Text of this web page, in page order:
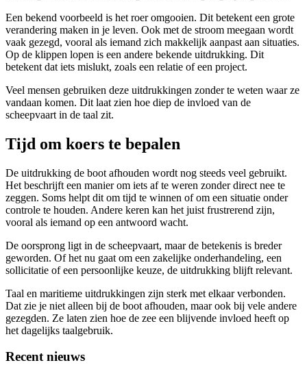
Een bekend voorbeeld is het roer omgooien. Dit betekent een grote
verandering maken in je leven. Ook met de stroom meegaan wordt
vaak gezegd, vooral als iemand zich makkelijk aanpast aan situaties.
Op de klippen lopen is een andere bekende uitdrukking. Dit
betekent dat iets mislukt, zoals een relatie of een project.
Veel mensen gebruiken deze uitdrukkingen zonder te weten waar ze
vandaan komen. Dit laat zien hoe diep de invloed van de
scheepvaart in de taal zit.
Tijd om koers te bepalen
De uitdrukking de boot afhouden wordt nog steeds veel gebruikt.
Het beschrijft een manier om iets af te weren zonder direct nee te
zeggen. Soms helpt dit om tijd te winnen of om een situatie onder
controle te houden. Andere keren kan het juist frustrerend zijn,
vooral als iemand op een antwoord wacht.
De oorsprong ligt in de scheepvaart, maar de betekenis is breder
geworden. Of het nu gaat om een zakelijke onderhandeling, een
sollicitatie of een persoonlijke keuze, de uitdrukking blijft relevant.
Taal en maritieme uitdrukkingen zijn sterk met elkaar verbonden.
Dat zie je niet alleen bij de boot afhouden, maar ook bij vele andere
gezegden. Ze laten zien hoe de zee een blijvende invloed heeft op
het dagelijks taalgebruik.
Recent nieuws